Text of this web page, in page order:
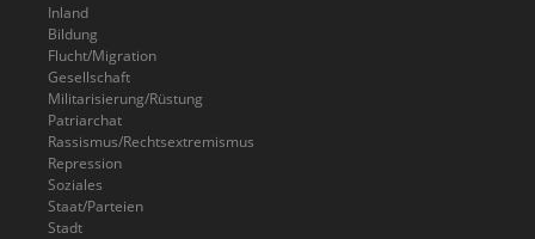
Inland
Bildung
Flucht/Migration
Gesellschaft
Militarisierung/Rüstung
Patriarchat
Rassismus/Rechtsextremismus
Repression
Soziales
Staat/Parteien
Stadt